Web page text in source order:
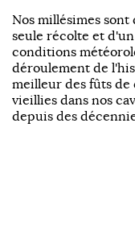
Nos millésimes
seule récolte et
conditions
déroulement de
meilleur des fûts
vieillies dans nos
depuis des